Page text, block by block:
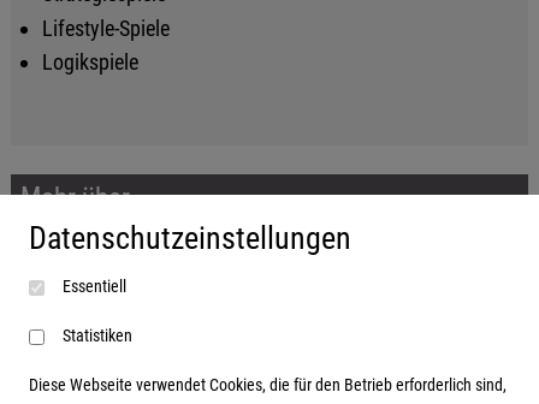
Lifestyle-Spiele
Logikspiele
Mehr über...
Impressum
AGB
Datenschutzerklärung
Datenschutzeinstellungen
Essentiell
Statistiken
Diese Webseite verwendet Cookies, die für den Betrieb erforderlich sind,